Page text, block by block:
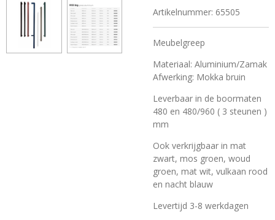
Artikelnummer: 65505
Meubelgreep
Materiaal: Aluminium/Zamak
Afwerking: Mokka bruin
Leverbaar in de boormaten
480 en 480/960 ( 3 steunen )
mm
Ook verkrijgbaar in mat
zwart, mos groen, woud
groen, mat wit, vulkaan rood
en nacht blauw
Levertijd 3-8 werkdagen